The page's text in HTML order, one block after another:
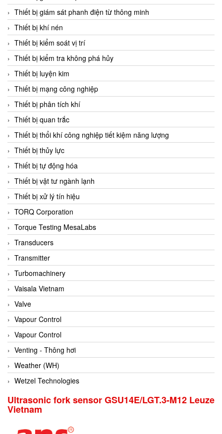
ChuanYi
CIC
Clage
Clake Fololo
Clark Cooper
CMC Ventilazione
Coax Valves Inc
Codel
Cofimco
Coltraco
Comat Releco
Comax
COMETECH VietNam
COMFILE Technology
Conch
Conductix/ WAMPFLER
Contrec
Contrinex
Control Solution Minesota
Copeland
Cortem
Cosa Xentaur
Cosil
Coulton
Crouzet
Crowcon
Crutec Dust Zero Vietnam
Thiết bị giám sát phanh điện từ thông minh
Thiết bị khí nén
Thiết bị kiểm soát vị trí
Thiết bị kiểm tra không phá hủy
Thiết bị luyện kim
Thiết bị mạng công nghiệp
Thiết bị phân tích khí
Thiết bị quan trắc
Thiết bị thổi khí công nghiệp tiết kiệm năng lượng
Thiết bị thủy lực
Thiết bị tự động hóa
Thiết bị vật tư ngành lạnh
Thiết bị xử lý tín hiệu
TORQ Corporation
Torque Testing MesaLabs
Transducers
Transmitter
Turbomachinery
Vaisala Vietnam
Valve
Vapour Control
Vapour Control
Venting - Thông hơi
Weather (WH)
Wetzel Technologies
Ultrasonic fork sensor GSU14E/LGT.3-M12 Leuze
Vietnam